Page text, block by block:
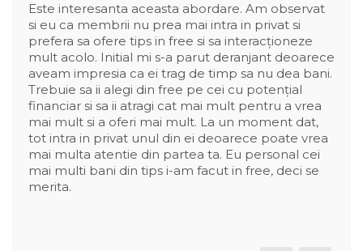
Este interesanta aceasta abordare. Am observat
si eu ca membrii nu prea mai intra in privat si
prefera sa ofere tips in free si sa interacționeze
mult acolo. Initial mi s-a parut deranjant deoarece
aveam impresia ca ei trag de timp sa nu dea bani.
Trebuie sa ii alegi din free pe cei cu potențial
financiar si sa ii atragi cat mai mult pentru a vrea
mai mult si a oferi mai mult. La un moment dat,
tot intra in privat unul din ei deoarece poate vrea
mai multa atentie din partea ta. Eu personal cei
mai multi bani din tips i-am facut in free, deci se
merita.